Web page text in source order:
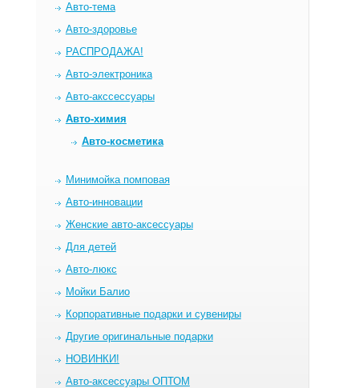
Авто-тема
Авто-здоровье
РАСПРОДАЖА!
Авто-электроника
Авто-акссессуары
Авто-химия
Авто-косметика
Минимойка помповая
Авто-инновации
Женские авто-аксессуары
Для детей
Авто-люкс
Мойки Балио
Корпоративные подарки и сувениры
Другие оригинальные подарки
НОВИНКИ!
Авто-аксессуары ОПТОМ